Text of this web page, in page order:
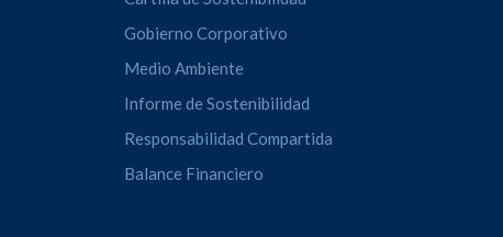
Gobierno Corporativo
Medio Ambiente
Informe de Sostenibilidad
Responsabilidad Compartida
Balance Financiero